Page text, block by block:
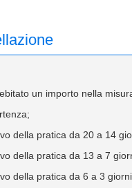
un importo nella
della pratica da 20 a 14
della pratica da 13 a 7
della pratica da 6 a 3